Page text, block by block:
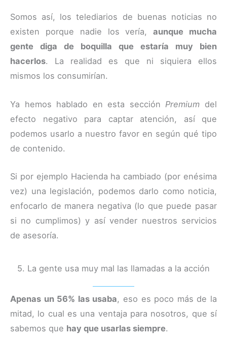
Somos así, los telediarios de buenas noticias no
existen porque nadie los vería,aunque mucha
gente diga de boquilla que estaría muy bien
hacerlos. La realidad es que ni siquiera ellos
mismos los consumirían.
Ya hemos hablado en esta sección Premium del
efecto negativo para captar atención, así que
podemos usarlo a nuestro favor en según qué tipo
de contenido.
Si por ejemplo Hacienda ha cambiado (por enésima
vez) una legislación, podemos darlo como noticia,
enfocarlo de manera negativa (lo que puede pasar
si no cumplimos) y así vender nuestros servicios
de asesoría.
5. La gente usa muy mal las llamadas a la acción
Apenas un 56% las usaba, eso es poco más de la
mitad, lo cual es una ventaja para nosotros, que sí
sabemos que hay que usarlas siempre.